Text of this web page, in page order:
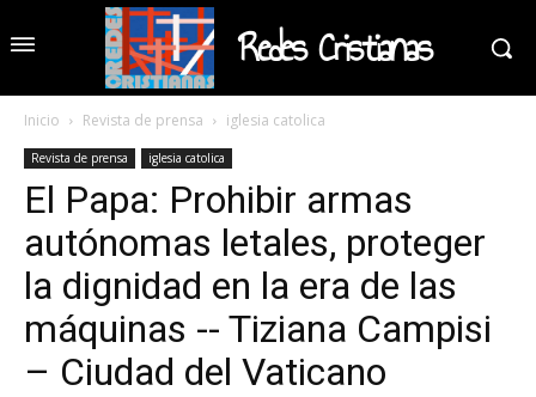
Redes Cristianas
Inicio Revista de prensa iglesia catolica
Revista de prensa iglesia catolica
El Papa: Prohibir armas
autónomas letales, proteger
la dignidad en la era de las
máquinas -- Tiziana Campisi
– Ciudad del Vaticano